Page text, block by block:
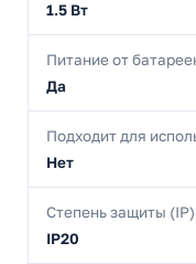
1.5 Вт
Питание от
Да
Подходит для
Нет
Степень защиты (IP)
IP20